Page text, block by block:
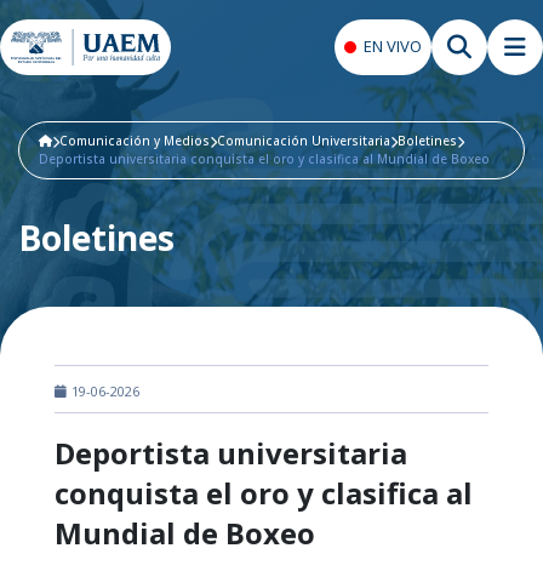
EN VIVO
Comunicación y Medios Comunicación Universitaria Boletines
Deportista universitaria conquista el oro y clasifica al Mundial de Boxeo
Boletines
19-06-2026
Deportista universitaria
conquista el oro y clasifica al
Mundial de Boxeo